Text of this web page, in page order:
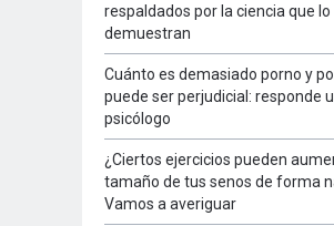
respaldados por la ciencia que lo
demuestran
Cuánto es demasiado porno y
puede ser perjudicial: responde
psicólogo
¿Ciertos ejercicios pueden
tamaño de tus senos de forma
Vamos a averiguar